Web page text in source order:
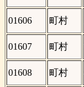
01606
町村
01607
町村
01608
町村